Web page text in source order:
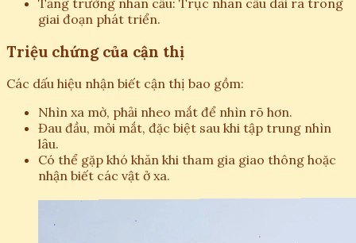
giai đoạn phát triển.
Triệu chứng của cận thị
Các dấu hiệu nhận biết cận thị bao gồm:
Nhìn xa mờ, phải nheo mắt để nhìn rõ hơn.
Đau đầu, mỏi mắt, đặc biệt sau khi tập trung nhìn
lâu.
Có thể gặp khó khăn khi tham gia giao thông hoặc
nhận biết các vật ở xa.